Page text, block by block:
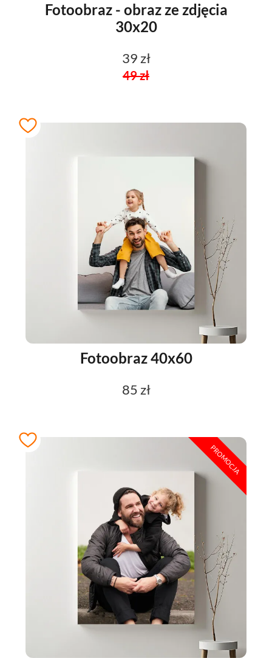
Fotoobraz - obraz ze zdjęcia
30x20
39 zł
49 zł
Fotoobraz 40x60
85 zł
PROMOCJA